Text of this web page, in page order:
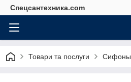
Спецсантехника.com
Товари та послуги Сифоны